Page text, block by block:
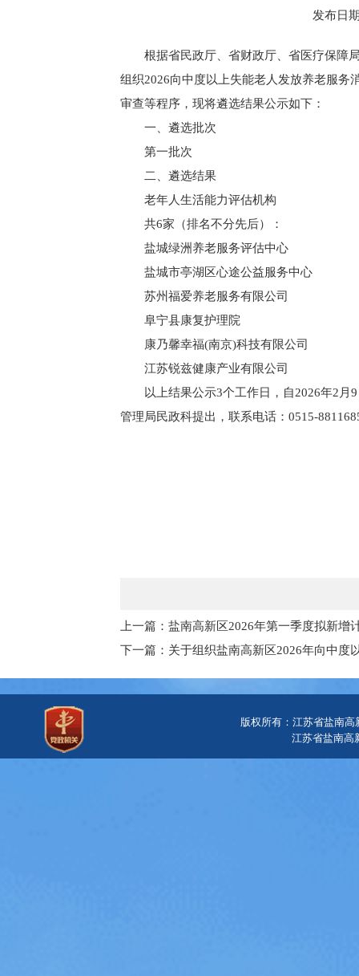
发布日
根据省民政厅、省财政厅、省医疗保障
组织2026向中度以上失能老人发放养老服务
审查等程序，现将遴选结果公示如下：
一、遴选批次
第一批次
二、遴选结果
老年人生活能力评估机构
共6家（排名不分先后）：
盐城绿洲养老服务评估中心
盐城市亭湖区心途公益服务中心
苏州福爱养老服务有限公司
阜宁县康复护理院
康乃馨幸福(南京)科技有限公司
江苏锐兹健康产业有限公司
以上结果公示3个工作日，自2026年2
管理局民政科提出，联系电话：0515-
上一篇：盐南高新区2026年第一季度拟新
下一篇：关于组织盐南高新区2026年向中度
版权所有：江苏省盐南
江苏省盐南